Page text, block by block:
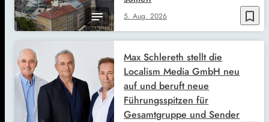
bookmark_border
5. Aug. 2026
Max Schlereth stellt die
Localism Media GmbH neu
auf und beruft neue
Führungsspitzen für
Gesamtgruppe und Sender